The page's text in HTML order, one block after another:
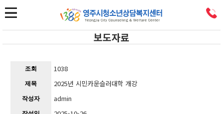
보도자료
조회 1038
제목 2025년 시민카운슬러대학 개강
작성자 admin